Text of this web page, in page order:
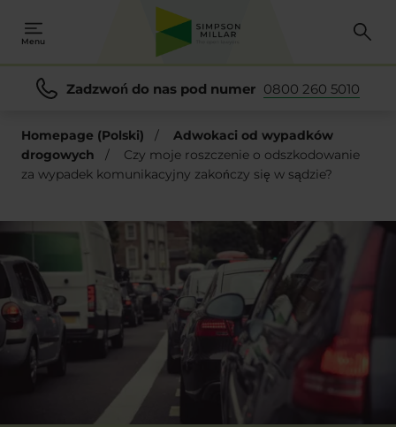
Menu
Zadzwoń do nas pod numer 0800 260 5010
Homepage (Polski) /
Adwokaci od wypadków
drogowych
/
Czy moje roszczenie o odszkodowanie
za wypadek komunikacyjny zakończy się w sądzie?